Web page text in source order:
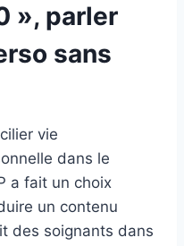
», parler
sans
vie
dans le
a fait un choix
un contenu
des soignants dans